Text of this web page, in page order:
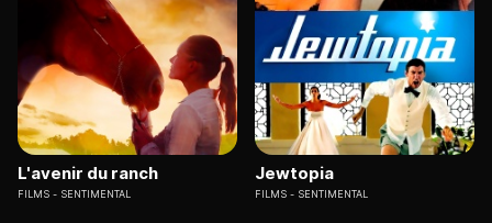
L'avenir du ranch
FILMS SENTIMENTAL
Jewtopia
FILMS SENTIMENTAL